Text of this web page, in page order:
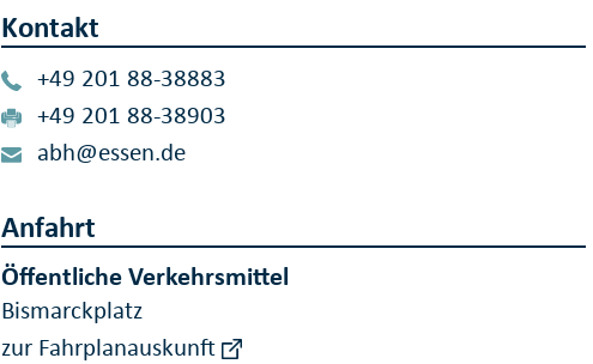
Kontakt
+49 201 88-38883
+49 201 88-38903
abh@essen.de
Anfahrt
Öffentliche Verkehrsmittel
Bismarckplatz
zur Fahrplanauskunft